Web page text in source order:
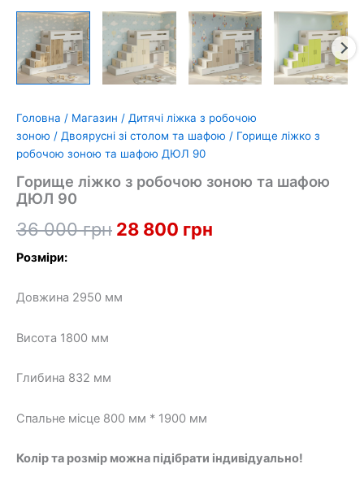
Головна / Магазин / Дитячі ліжка з робочою
зоною / Двоярусні зі столом та шафою / Горище ліжко з
робочою зоною та шафою ДЮЛ 90
Горище ліжко з робочою зоною та шафою
ДЮЛ 90
36 000грн Оригінальна
28 800 грн
Розміри:
Довжина 2950 мм
Висота 1800 мм
Глибина 832 мм
Спальне місце 800 мм * 1900 мм
Колір та розмір можна підібрати індивідуально!